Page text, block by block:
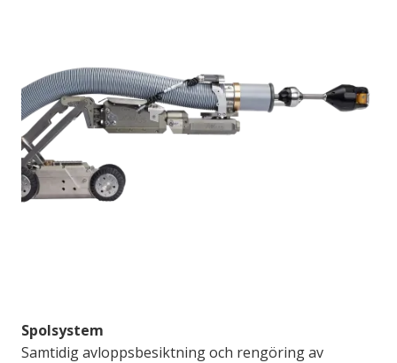
Spolsystem
Samtidig avloppsbesiktning och rengöring av